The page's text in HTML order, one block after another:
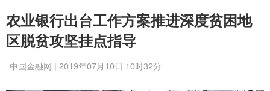
农业银行出台工作方案推进深度贫困地
区脱贫攻坚挂点指导
中国金融网 | 2019年07月10日 10时32分